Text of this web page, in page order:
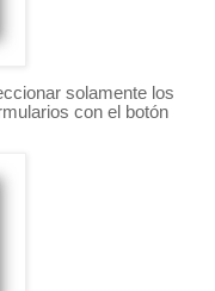
solamente los
con el botón